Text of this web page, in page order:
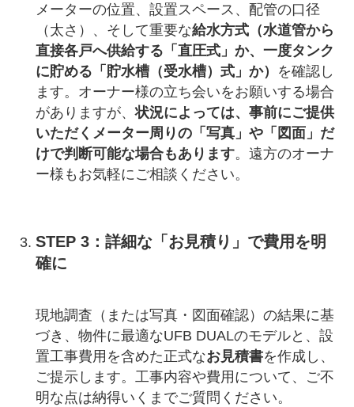
メーターの位置、設置スペース、配管の口径
（太さ）、そして重要な給水方式（水道管から
直接各戸へ供給する「直圧式」か、一度タンク
に貯める「貯水槽（受水槽）式」か）
を確認し
ます。オーナー様の立ち会いをお願いする場合
がありますが、状況によっては、事前にご提供
いただくメーター周りの「写真」や「図面」だ
けで判断可能な場合もあります。遠方のオーナ
ー様もお気軽にご相談ください。
STEP 3：詳細な「お見積り」で費用を明
確に
現地調査（または写真・図面確認）の結果に基
づき、物件に最適なUFB DUALのモデルと、設
置工事費用を含めた正式なお見積書を作成し、
ご提示します。工事内容や費用について、ご不
明な点は納得いくまでご質問ください。